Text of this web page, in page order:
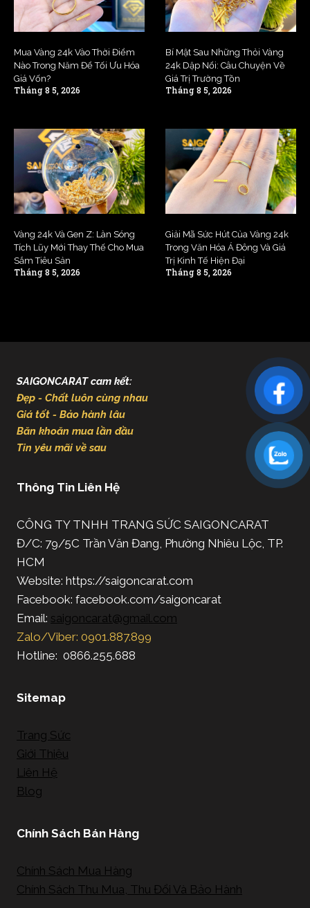
Mua Vàng 24k Vào Thời Điểm
Nào Trong Năm Để Tối Ưu Hóa
Giá Vốn?
Tháng 8 5, 2026
Bí Mật Sau Những Thỏi Vàng
24k Dập Nổi: Câu Chuyện Về
Giá Trị Trường Tồn
Tháng 8 5, 2026
Vàng 24k Và Gen Z: Làn Sóng
Tích Lũy Mới Thay Thế Cho Mua
Sắm Tiêu Sản
Tháng 8 5, 2026
Giải Mã Sức Hút Của Vàng 24k
Trong Văn Hóa Á Đông Và Giá
Trị Kinh Tế Hiện Đại
Tháng 8 5, 2026
SAIGONCARAT cam kết:
Đẹp - Chất luôn cùng nhau
Giá tốt - Bảo hành lâu
Băn khoăn mua lần đầu
Tin yêu mãi về sau
Thông Tin Liên Hệ
CÔNG TY TNHH TRANG SỨC SAIGONCARAT
Đ/C: 79/5C Trần Văn Đang, Phường Nhiêu Lộc, TP.
HCM
Website: https://saigoncarat.com
Facebook: facebook.com/saigoncarat
Email: saigoncarat@gmail.com
Zalo/Viber: 0901.887.899
Hotline: 0866.255.688
Sitemap
Trang Sức
Giới Thiệu
Liên Hệ
Blog
Chính Sách Bán Hàng
Chính Sách Mua Hàng
Chính Sách Thu Mua, Thu Đổi Và Bảo Hành